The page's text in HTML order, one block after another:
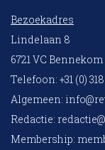
Bezoekadres
Lindelaan 8
6721 VC Bennekom
Telefoon: +31 (0) 318
Algemeen:
Redactie:
Membership: